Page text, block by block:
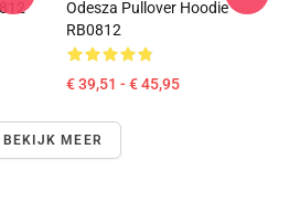
Odesza Pullover Hoodie
RB0812
€ 39,51 - € 45,95
BEKIJK MEER